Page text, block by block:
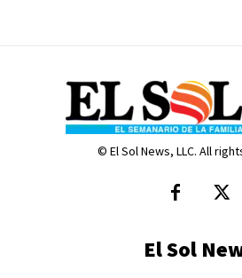
© El Sol News, LLC. All
El Sol